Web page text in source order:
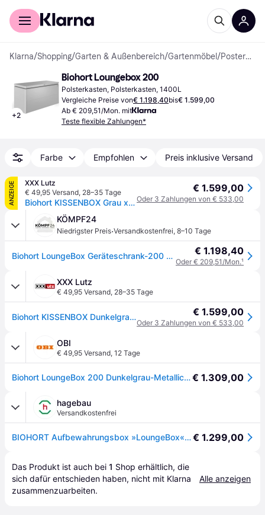
Für Shopper
Klarna/Shopping/Garten & Außenbereich/Gartenmöbel / Posterkästen
+2
Biohort Loungebox 200
Polsterkasten, Polsterkasten, 1400L
Vergleiche Preise von€ 1.198,40bis€ 1.599,00
Ab € 209,51/Mon. mit
Teste flexible Zahlungen*
Farbe Empfohlen Preis inklusive Versand
ANZEIGE
XXX Lutz
€ 49,95 Versand, 28–35 Tage
Biohort KISSENBOX Grau xxxlutz.at
€ 1.599,00
Oder 3 Zahlungen von € 533,00
KÖMPF24
Niedrigster Preis·Versandkostenfrei, 8–10 Tage
Biohort LoungeBox Geräteschrank-200 x 84 x 88,5 cm (Größe 200)-silber-metallic € 1.198,40
Oder € 209,51/Mon.¹
XXX Lutz
€ 49,95 Versand, 28–35 Tage
Biohort KISSENBOX Dunkelgrau xxxlutz.at € 1.599,00
Oder 3 Zahlungen von € 533,00
OBI
€ 49,95 Versand, 12 Tage
Biohort LoungeBox 200 Dunkelgrau-Metallic - Dunkelgrau-metallic Metallic€ 1.309,00
hagebau
Versandkostenfrei
BIOHORT Aufbewahrungsbox »LoungeBox«, BxHxT: 200 x 88,5 x 84 cm, quarzgrau-metallic€ 1.299,00
Das Produkt ist auch bei 1 Shop erhältlich, die
sich dafür entschieden haben, nicht mit Klarna
zusammenzuarbeiten.
Alle anzeigen